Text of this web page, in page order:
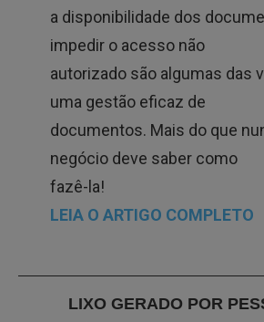
a disponibilidade dos
impedir o acesso não
autorizado são algumas das
uma gestão eficaz de
documentos. Mais do que
negócio deve saber como
fazê-la!
LEIA O ARTIGO COMPLETO
LIXO GERADO POR